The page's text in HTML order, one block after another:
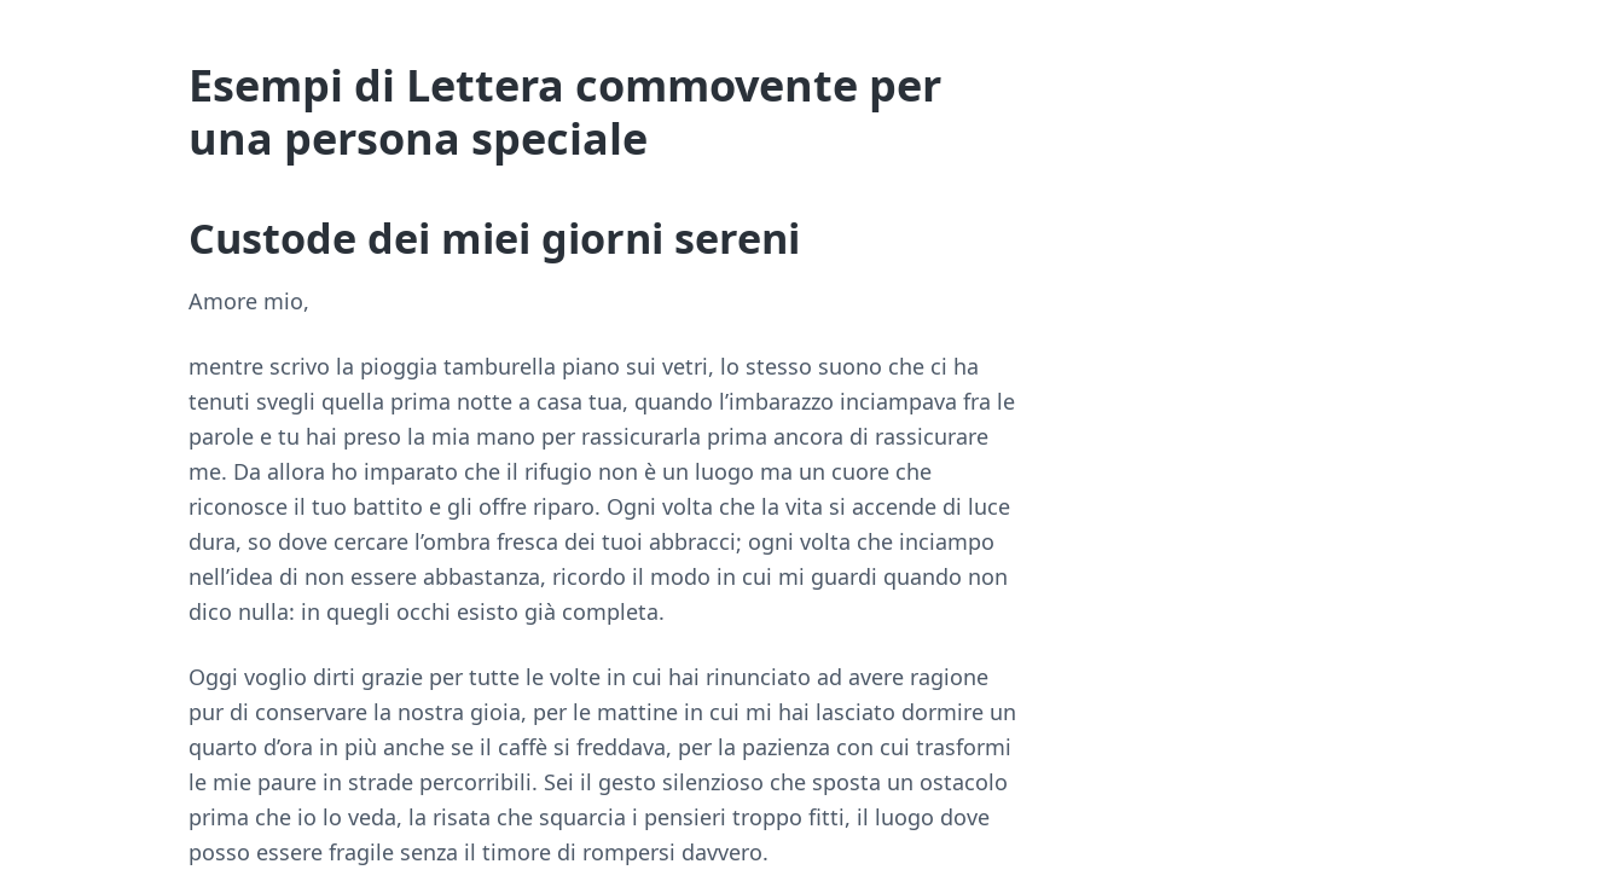
Esempi di Lettera commovente per
una persona speciale​
Custode dei miei giorni sereni
Amore mio,
mentre scrivo la pioggia tamburella piano sui vetri, lo stesso suono che ci ha
tenuti svegli quella prima notte a casa tua, quando l’imbarazzo inciampava fra le
parole e tu hai preso la mia mano per rassicurarla prima ancora di rassicurare
me. Da allora ho imparato che il rifugio non è un luogo ma un cuore che
riconosce il tuo battito e gli offre riparo. Ogni volta che la vita si accende di luce
dura, so dove cercare l’ombra fresca dei tuoi abbracci; ogni volta che inciampo
nell’idea di non essere abbastanza, ricordo il modo in cui mi guardi quando non
dico nulla: in quegli occhi esisto già completa.
Oggi voglio dirti grazie per tutte le volte in cui hai rinunciato ad avere ragione
pur di conservare la nostra gioia, per le mattine in cui mi hai lasciato dormire un
quarto d’ora in più anche se il caffè si freddava, per la pazienza con cui trasformi
le mie paure in strade percorribili. Sei il gesto silenzioso che sposta un ostacolo
prima che io lo veda, la risata che squarcia i pensieri troppo fitti, il luogo dove
posso essere fragile senza il timore di rompersi davvero.